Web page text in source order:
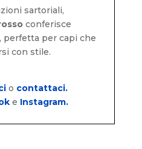
sartoriali,
conferisce
perfetta per capi che
con stile.
o contattaci.
e Instagram.